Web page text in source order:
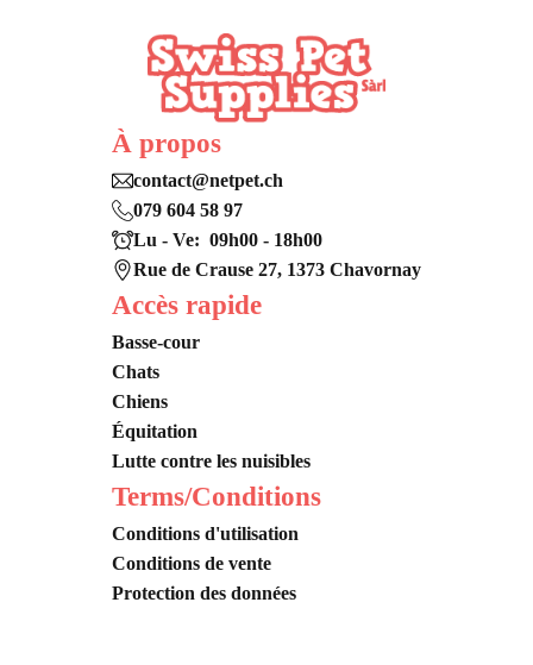
À propos
contact@netpet.ch
079 604 58 97
Lu - Ve: 09h00 - 18h00
Rue de Crause 27, 1373 Chavornay
Accès rapide
Basse-cour
Chats
Chiens
Équitation
Lutte contre les nuisibles
Terms/Conditions
Conditions d'utilisation
Conditions de vente
Protection des données